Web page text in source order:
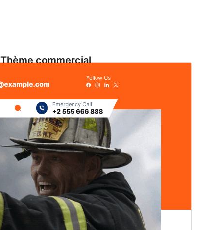
Thème commercial
Ce thème est gratuit mais offre des mises à niveau
commerciales ou un support supplémentaire
Voir le support
AperçuTélécharger
Version
Dernière mise à jour
7 août 2026
Installations actives
Version de WordPress
Version PHP
Page d’accueil du thème